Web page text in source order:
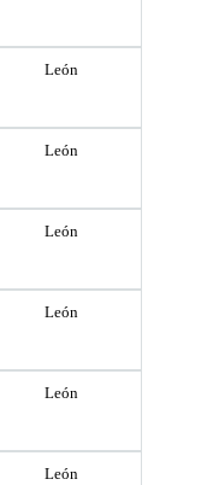
León
León
León
León
León
León